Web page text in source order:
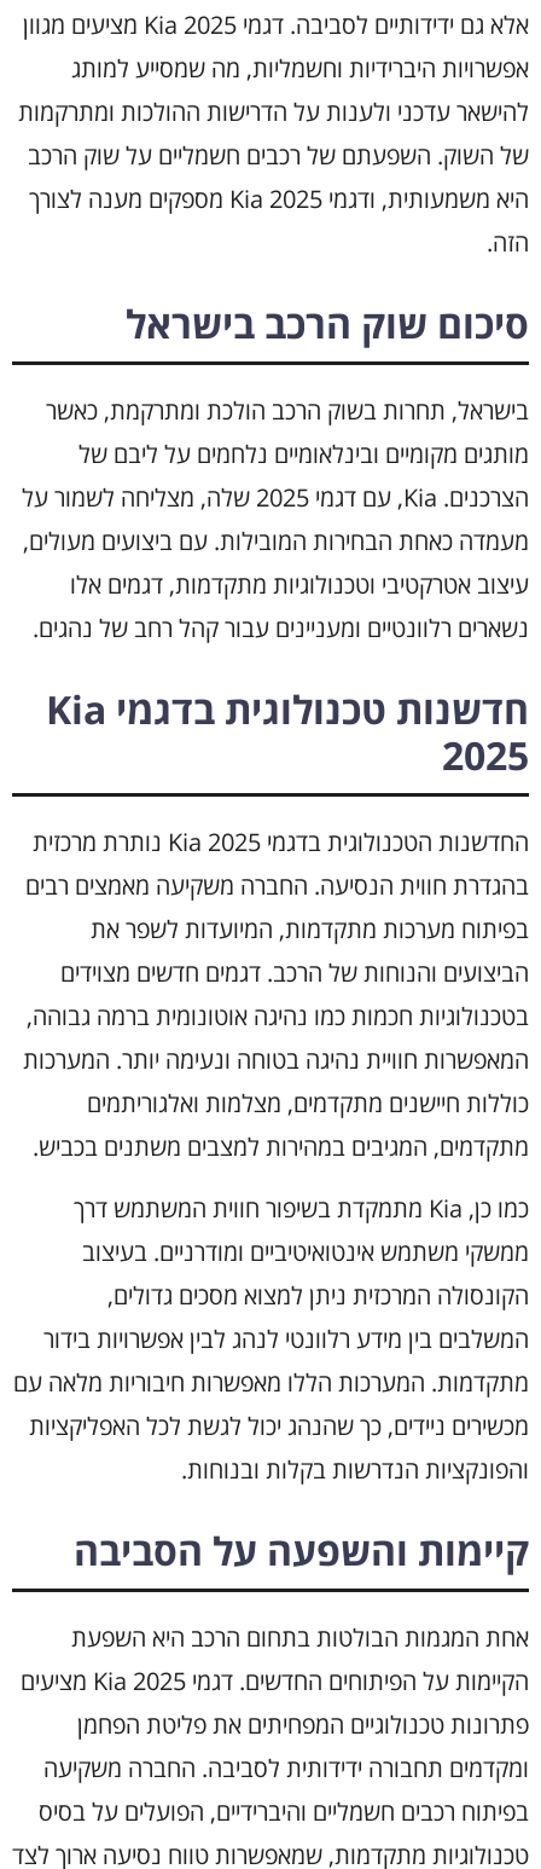
אלא גם ידידותיים לסביבה. דגמי Kia 2025 מציעים מגוון
אפשרויות היברידיות וחשמליות, מה שמסייע למותג
להישאר עדכני ולענות על הדרישות ההולכות ומתרקמות
של השוק. השפעתם של רכבים חשמליים על שוק הרכב
היא משמעותית, ודגמי Kia 2025 מספקים מענה לצורך
הזה.
סיכום שוק הרכב בישראל
בישראל, תחרות בשוק הרכב הולכת ומתרקמת, כאשר
מותגים מקומיים ובינלאומיים נלחמים על ליבם של
הצרכנים. Kia, עם דגמי 2025 שלה, מצליחה לשמור על
מעמדה כאחת הבחירות המובילות. עם ביצועים מעולים,
עיצוב אטרקטיבי וטכנולוגיות מתקדמות, דגמים אלו
נשארים רלוונטיים ומעניינים עבור קהל רחב של נהגים.
חדשנות טכנולוגית בדגמי Kia
2025
החדשנות הטכנולוגית בדגמי Kia 2025 נותרת מרכזית
בהגדרת חווית הנסיעה. החברה משקיעה מאמצים רבים
בפיתוח מערכות מתקדמות, המיועדות לשפר את
הביצועים והנוחות של הרכב. דגמים חדשים מצוידים
בטכנולוגיות חכמות כמו נהיגה אוטונומית ברמה גבוהה,
המאפשרות חוויית נהיגה בטוחה ונעימה יותר. המערכות
כוללות חיישנים מתקדמים, מצלמות ואלגוריתמים
מתקדמים, המגיבים במהירות למצבים משתנים בכביש.
כמו כן, Kia מתמקדת בשיפור חווית המשתמש דרך
ממשקי משתמש אינטואיטיביים ומודרניים. בעיצוב
הקונסולה המרכזית ניתן למצוא מסכים גדולים,
המשלבים בין מידע רלוונטי לנהג לבין אפשרויות בידור
מתקדמות. המערכות הללו מאפשרות חיבוריות מלאה עם
מכשירים ניידים, כך שהנהג יכול לגשת לכל האפליקציות
והפונקציות הנדרשות בקלות ובנוחות.
קיימות והשפעה על הסביבה
אחת המגמות הבולטות בתחום הרכב היא השפעת
הקיימות על הפיתוחים החדשים. דגמי Kia 2025 מציעים
פתרונות טכנולוגיים המפחיתים את פליטת הפחמן
ומקדמים תחבורה ידידותית לסביבה. החברה משקיעה
בפיתוח רכבים חשמליים והיברידיים, הפועלים על בסיס
טכנולוגיות מתקדמות, שמאפשרות טווח נסיעה ארוך לצד